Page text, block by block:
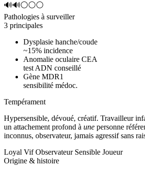
🔊🔊⚪⚪⚪
Pathologies à surveiller
3 principales
Dysplasie hanche/coude
~15% incidence
Anomalie oculaire CEA
test ADN conseillé
Gène MDR1
sensibilité médoc.
Tempérament
Hypersensible, dévoué, créatif. Travailleur
un attachement profond à une personne
inconnus, observateur, jamais agressif sans
Loyal Vif Observateur Sensible Joueur
Origine & histoire